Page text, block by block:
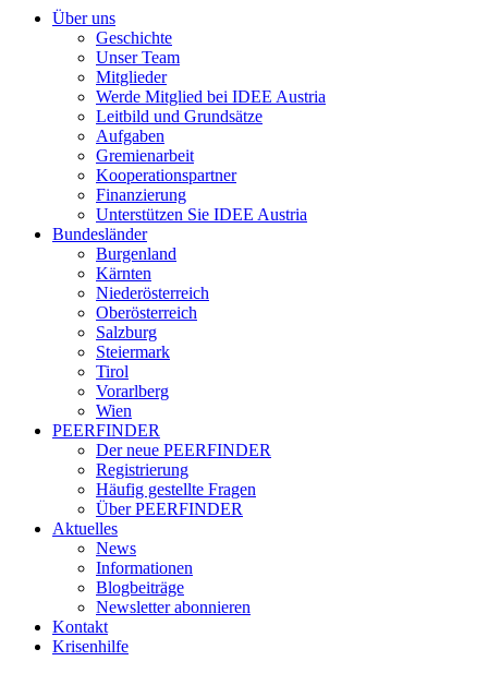
Über uns
Geschichte
Unser Team
Mitglieder
Werde Mitglied bei IDEE Austria
Leitbild und Grundsätze
Aufgaben
Gremienarbeit
Kooperationspartner
Finanzierung
Unterstützen Sie IDEE Austria
Bundesländer
Burgenland
Kärnten
Niederösterreich
Oberösterreich
Salzburg
Steiermark
Tirol
Vorarlberg
Wien
PEERFINDER
Der neue PEERFINDER
Registrierung
Häufig gestellte Fragen
Über PEERFINDER
Aktuelles
News
Informationen
Blogbeiträge
Newsletter abonnieren
Kontakt
Krisenhilfe